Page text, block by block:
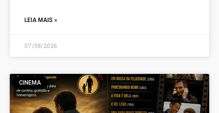
LEIA MAIS »
07/08/2026
CINEMA